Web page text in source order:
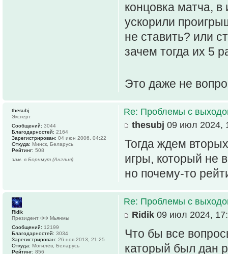
концовка матча,
ускорили
не ставить? или
зачем тогда их 5
Это даже не
Re: Проблемы с
thesubj 09 июл 2024,
Тогда ждем
игры, который не
но почему-то
thesubj
Эксперт
Сообщений: 3044
Благодарностей: 2164
Зарегистрирован: 04 июн 2006, 04:22
Откуда: Минск, Беларусь
Рейтинг: 508
зам. в Борнмут (Англия)
Re: Проблемы с
Ridik 09 июл 2024,
Что бы все
каторый был дан
Ridik
Президент ФФ Мьянмы
Сообщений: 12199
Благодарностей: 3034
Зарегистрирован: 26 ноя 2013, 21:25
Откуда: Могилёв, Беларусь
Рейтинг: 856